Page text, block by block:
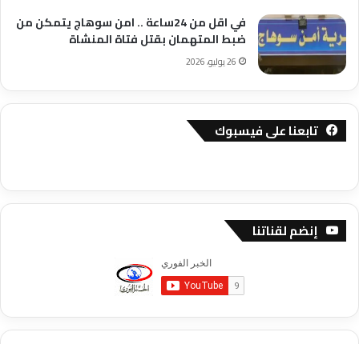
في اقل من 24ساعة .. امن سوهاج يتمكن من
ضبط المتهمان بقتل فتاة المنشاة
26 يوليو، 2026
تابعنا على فيسبوك
إنضم لقناتنا